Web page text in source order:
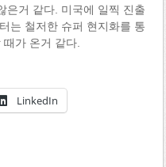
은거 같다. 미국에 일찍 진출
는 철저한 슈퍼 현지화를 통
가 온거 같다.
LinkedIn